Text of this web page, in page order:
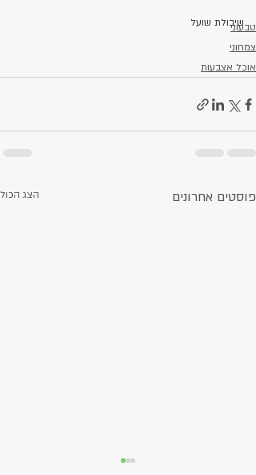
שיבולת שועלטבעוני
צמחוני
אוכל אצבעות
פוסטים אחרונים הצג הכול